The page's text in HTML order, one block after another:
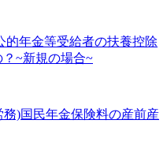
的年金等受給者の扶養控除
~新規の場合~
)国民年金保険料の産前産